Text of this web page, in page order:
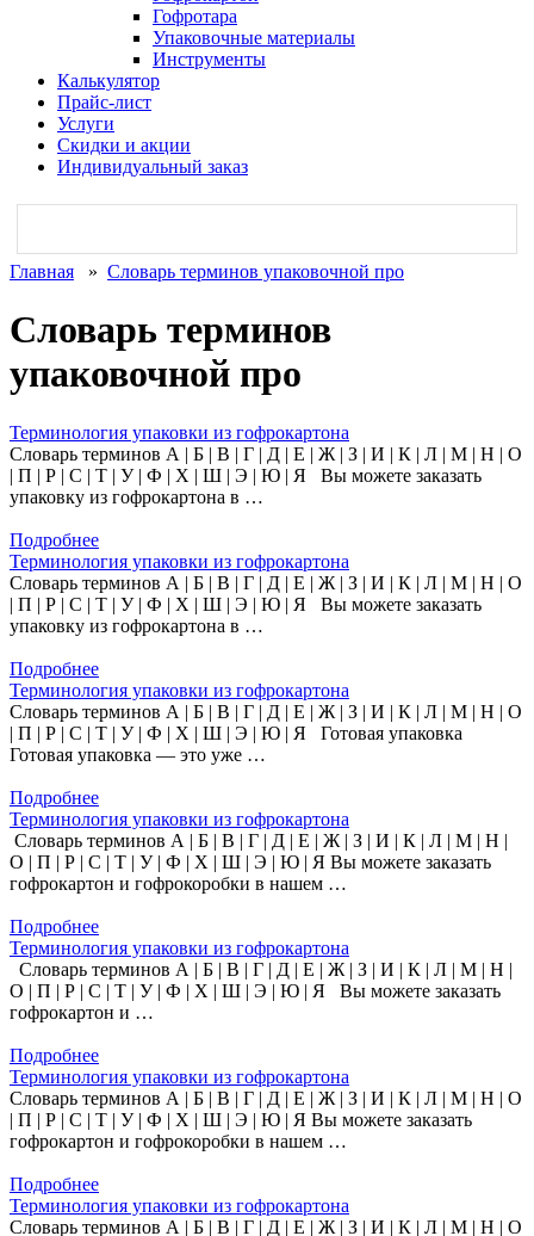
Гофротара
Упаковочные материалы
Инструменты
Калькулятор
Прайс-лист
Услуги
Скидки и акции
Индивидуальный заказ
Главная » Словарь терминов упаковочной про
Словарь терминов
упаковочной про
Терминология упаковки из гофрокартона
Словарь терминов А | Б | В | Г | Д | Е | Ж | З | И | К | Л | М | Н | О
| П | Р | С | Т | У | Ф | Х | Ш | Э | Ю | Я Вы можете заказать
упаковку из гофрокартона в …
Подробнее
Терминология упаковки из гофрокартона
Словарь терминов А | Б | В | Г | Д | Е | Ж | З | И | К | Л | М | Н | О
| П | Р | С | Т | У | Ф | Х | Ш | Э | Ю | Я Вы можете заказать
упаковку из гофрокартона в …
Подробнее
Терминология упаковки из гофрокартона
Словарь терминов А | Б | В | Г | Д | Е | Ж | З | И | К | Л | М | Н | О
| П | Р | С | Т | У | Ф | Х | Ш | Э | Ю | Я Готовая упаковка
Готовая упаковка — это уже …
Подробнее
Терминология упаковки из гофрокартона
Словарь терминов А | Б | В | Г | Д | Е | Ж | З | И | К | Л | М | Н |
О | П | Р | С | Т | У | Ф | Х | Ш | Э | Ю | Я Вы можете заказать
гофрокартон и гофрокоробки в нашем …
Подробнее
Терминология упаковки из гофрокартона
Словарь терминов А | Б | В | Г | Д | Е | Ж | З | И | К | Л | М | Н |
О | П | Р | С | Т | У | Ф | Х | Ш | Э | Ю | Я Вы можете заказать
гофрокартон и …
Подробнее
Терминология упаковки из гофрокартона
Словарь терминов А | Б | В | Г | Д | Е | Ж | З | И | К | Л | М | Н | О
| П | Р | С | Т | У | Ф | Х | Ш | Э | Ю | Я Вы можете заказать
гофрокартон и гофрокоробки в нашем …
Подробнее
Терминология упаковки из гофрокартона
Словарь терминов А | Б | В | Г | Д | Е | Ж | З | И | К | Л | М | Н | О